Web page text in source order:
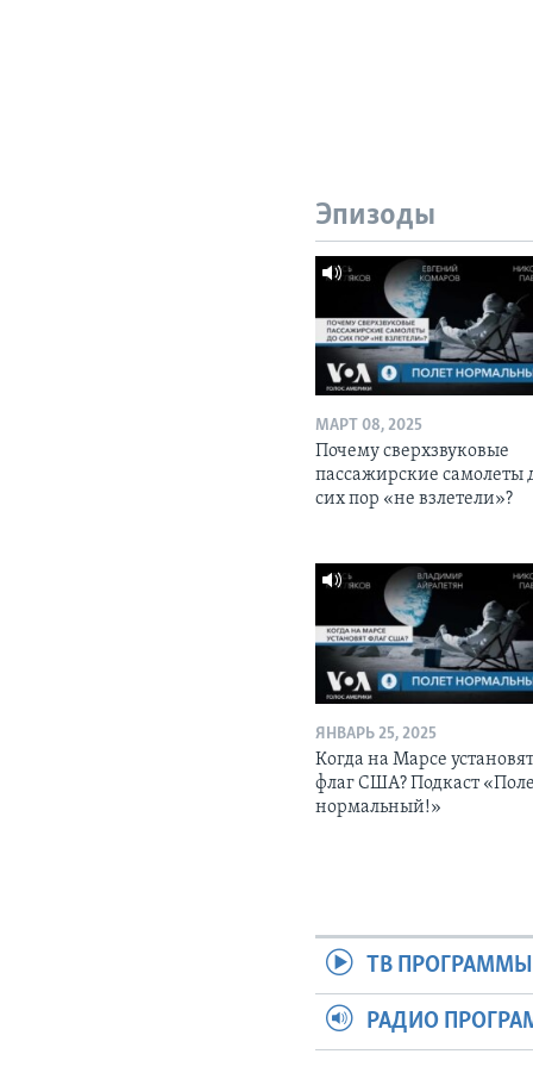
Эпизоды
МАРТ 08, 2025
Почему сверхзвуковые
пассажирские самолеты
сих пор «не взлетели»?
ЯНВАРЬ 25, 2025
Когда на Марсе установят
флаг США? Подкаст
нормальный!»
ТВ ПРОГРАММЫ
РАДИО